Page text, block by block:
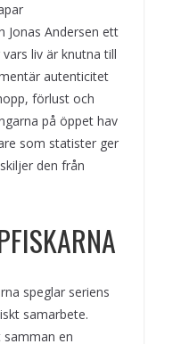
Andersen ett
liv är knutna till
autenticitet
förlust och
på öppet hav
som statister ger
den från
speglar seriens
samarbete.
samman en